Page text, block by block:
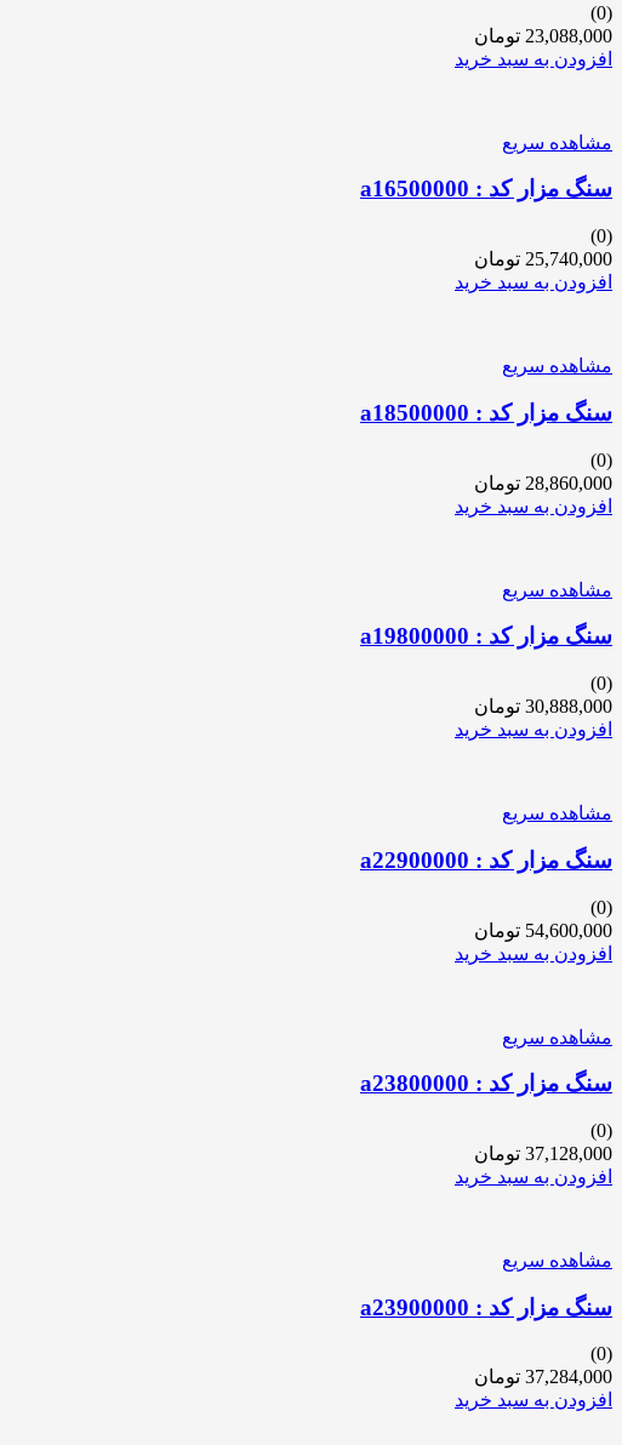
(0)
23,088,000 تومان
افزودن به سبد خرید
مشاهده سریع
سنگ مزار کد : a16500000
(0)
25,740,000 تومان
افزودن به سبد خرید
مشاهده سریع
سنگ مزار کد : a18500000
(0)
28,860,000 تومان
افزودن به سبد خرید
مشاهده سریع
سنگ مزار کد : a19800000
(0)
30,888,000 تومان
افزودن به سبد خرید
مشاهده سریع
سنگ مزار کد : a22900000
(0)
54,600,000 تومان
افزودن به سبد خرید
مشاهده سریع
سنگ مزار کد : a23800000
(0)
37,128,000 تومان
افزودن به سبد خرید
مشاهده سریع
سنگ مزار کد : a23900000
(0)
37,284,000 تومان
افزودن به سبد خرید